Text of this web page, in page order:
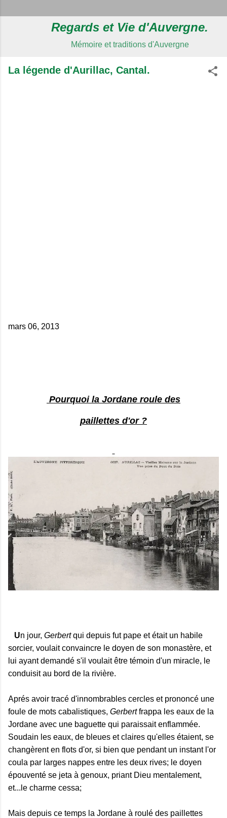
Regards et Vie d'Auvergne.
Mémoire et traditions d'Auvergne
La légende d'Aurillac, Cantal.
mars 06, 2013
Pourquoi la Jordane roule des
paillettes d'or ?
Un jour, Gerbertqui depuis fut pape etétaitun habile
sorcier, voulaitconvaincre le doyen de son monastère, et
lui ayant demandé s'il voulaitêtre témoin d'un miracle, le
conduisit au bord de la rivière.
Aprés avoir tracé d'innombrables cercles et prononcé une
foule de mots cabalistiques, Gerbertfrappa les eaux de la
Jordane avec une baguette qui paraissait enflammée.
Soudain les eaux, de bleues et claires qu'elles étaient, se
changèrenten flots d'or, si bien que pendant un instant l'or
coula par larges nappes entre les deux rives; le doyen
épouventé se jeta à genoux, priant Dieu mentalement,
et...le charme cessa;
Mais depuis ce temps la Jordane à roulé des paillettes